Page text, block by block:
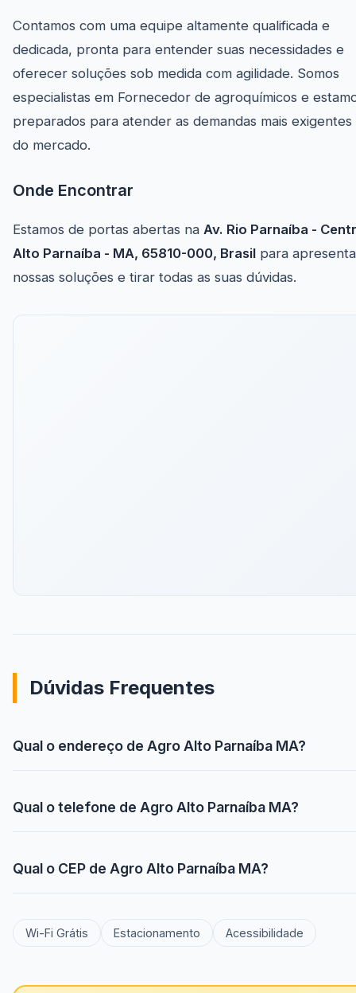
Contamos com uma equipe altamente qualificada e
dedicada, pronta para entender suas necessidades e
oferecer soluções sob medida com agilidade. Somos
especialistas em Fornecedor de agroquímicos e
preparados para atender as demandas mais exigentes
do mercado.
Onde Encontrar
Estamos de portas abertas na Av. Rio Parnaíba -
Alto Parnaíba - MA, 65810-000, Brasil para
nossas soluções e tirar todas as suas dúvidas.
Dúvidas Frequentes
Qual o endereço de Agro Alto Parnaíba MA?
Qual o telefone de Agro Alto Parnaíba MA?
Qual o CEP de Agro Alto Parnaíba MA?
Wi-Fi Grátis Estacionamento Acessibilidade